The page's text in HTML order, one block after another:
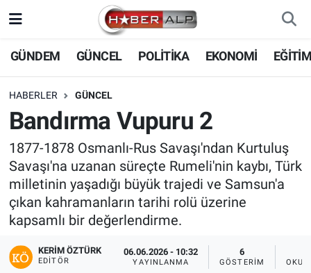
GÜNDEM GÜNCEL POLİTİKA EKONOMİ
HABERLER GÜNCEL
Bandırma Vupuru 2
1877-1878 Osmanlı-Rus Savaşı'ndan Kurtuluş
Savaşı'na uzanan süreçte Rumeli'nin kaybı, Türk
milletinin yaşadığı büyük trajedi ve Samsun'a
çıkan kahramanların tarihi rolü üzerine
kapsamlı bir değerlendirme.
KERIM ÖZTÜRK
EDITÖR
06.06.2026 - 10:32
YAYINLANMA
6
GÖSTERIM
Nöbetçi Eczaneler
Hava Durumu
Trafik Durumu
Süper Lig Puan Durumu ve Fikstür
Tüm Manşetler
Son Dakika Haberleri
Haber Arşivi